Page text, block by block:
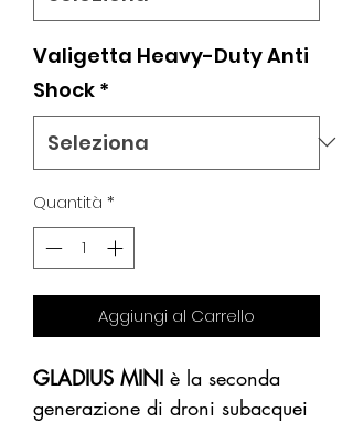
Valigetta Heavy-Duty Anti
Shock *
Quantità *
Aggiungi al Carrello
GLADIUS MINI è la seconda
generazione di droni subacquei